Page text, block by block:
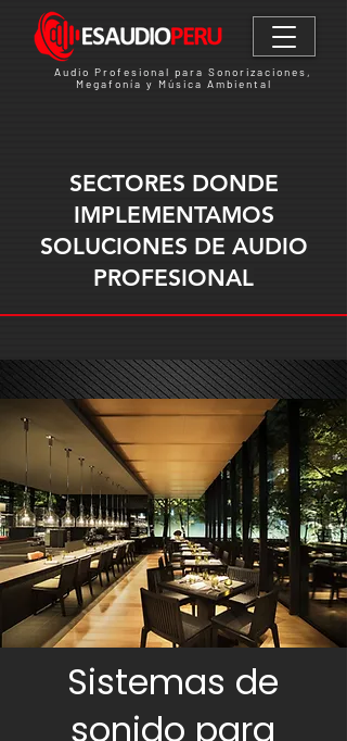
Audio Profesional para Sonorizaciones,
Megafonía y Música Ambiental
SECTORES DONDE
IMPLEMENTAMOS
SOLUCIONES DE AUDIO
PROFESIONAL
Sistemas de
sonido para